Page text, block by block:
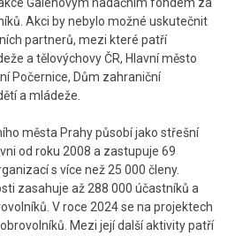
Galénovým nadačním fondem za
Akci by nebylo možné uskutečnit
partnerů, mezi které patří
a tělovýchovy ČR, Hlavní město
Počernice, Dům zahraniční
a mládeže.
města Prahy působí jako střešní
od roku 2008 a zastupuje 69
s více než 25 000 členy.
zasahuje až 288 000 účastníků a
V roce 2024 se na projektech
Mezi její další aktivity patří